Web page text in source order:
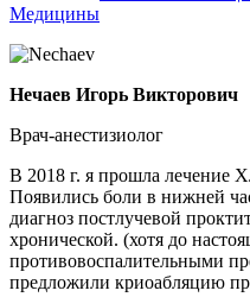
Медицины
Нечаев Игорь Викторович
Врач-анестизиолог
В 2018 г. я прошла лечение
Появились боли в нижней
диагноз постлучевой
хронической. (хотя до
противовоспалительными
предложили криоабляцию